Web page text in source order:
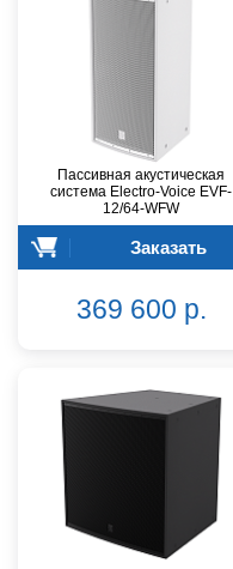
Пассивная акустическая
система Electro-Voice EVF-
12/64-WFW
Заказать
369 600 р.